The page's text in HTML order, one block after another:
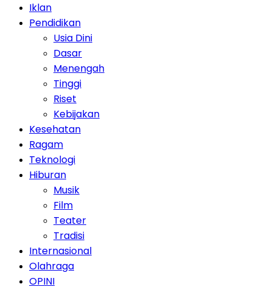
Iklan
Pendidikan
Usia Dini
Dasar
Menengah
Tinggi
Riset
Kebijakan
Kesehatan
Ragam
Teknologi
Hiburan
Musik
Film
Teater
Tradisi
Internasional
Olahraga
OPINI